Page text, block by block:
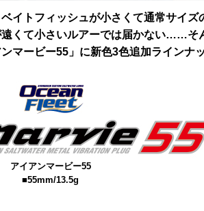
イトフィッシュが小さくて通常サイズ
くて小さいルアーでは届かない……そ
マービー55」に新色3色追加ラインナッ
アイアンマービー55
■55mm/13.5g